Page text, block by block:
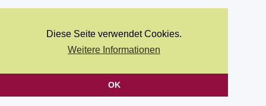
Diese Seite verwendet Cookies.
Weitere Informationen
OK